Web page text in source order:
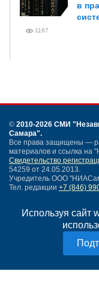
Используя сайт
в
1187
© 2010-2026 СМИ
Самара".
Все права защищены —
материалов и ссылка на
Свидетельство
54259 от 24.05.2013.
Учредитель ООО
Тел. редакции +7 (846)
Карта сайта
Нашли ошибку?
Политика
Согласие на обработку